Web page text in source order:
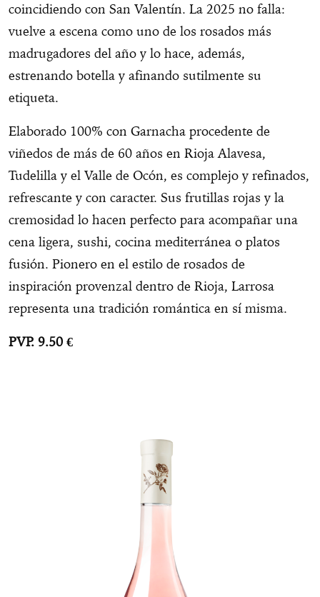
coincidiendo con San Valentín. La 2025 no falla:
vuelve a escena como uno de los rosados más
madrugadores del año y lo hace, además,
estrenando botella y afinando sutilmente su
etiqueta.
Elaborado 100% con Garnacha procedente de
viñedos de más de 60 años en Rioja Alavesa,
Tudelilla y el Valle de Ocón, es complejo y refinados,
refrescante y con caracter. Sus frutillas rojas y la
cremosidad lo hacen perfecto para acompañar una
cena ligera, sushi, cocina mediterránea o platos
fusión. Pionero en el estilo de rosados de
inspiración provenzal dentro de Rioja, Larrosa
representa una tradición romántica en sí misma.
PVP. 9.50 €